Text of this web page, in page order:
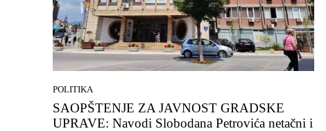
POLITIKA
SAOPŠTENJE ZA JAVNOST GRADSKE
UPRAVE: Navodi Slobodana Petrovića netačni i